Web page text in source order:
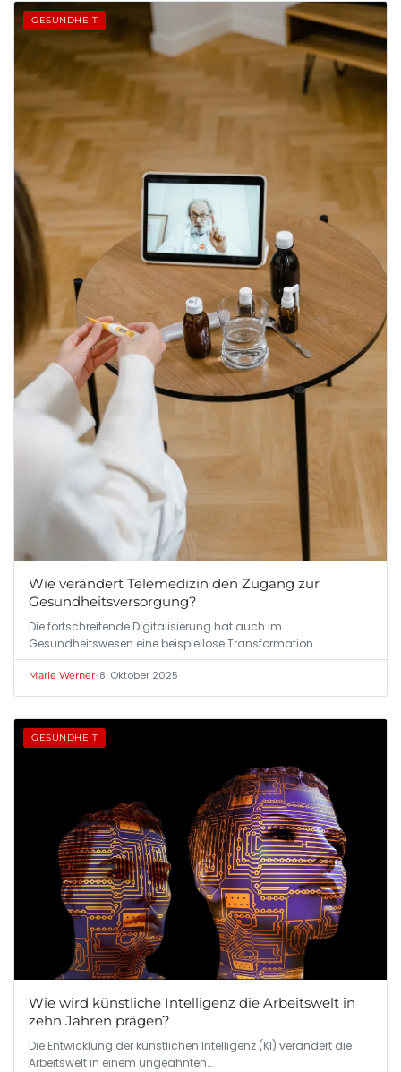
GESUNDHEIT
Wie verändert Telemedizin den Zugang zur
Gesundheitsversorgung?
Die fortschreitende Digitalisierung hat auch im
Gesundheitswesen eine beispiellose Transformation…
Marie Werner•8. Oktober 2025
GESUNDHEIT
Wie wird künstliche Intelligenz die Arbeitswelt in
zehn Jahren prägen?
Die Entwicklung der künstlichen Intelligenz (KI) verändert die
Arbeitswelt in einem ungeahnten…